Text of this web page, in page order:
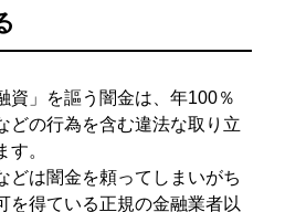
資」を謳う闇金は、年100％
どの行為を含む違法な取り立
。
どは闇金を頼ってしまいがち
を得ている正規の金融業者以